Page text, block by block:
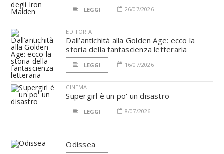
LEGGI 26/07/2026
EDITORIA
Dall’antichità alla Golden Age: ecco la
storia della fantascienza letteraria
LEGGI 16/07/2026
CINEMA
Supergirl è un po' un disastro
LEGGI 8/07/2026
Odissea